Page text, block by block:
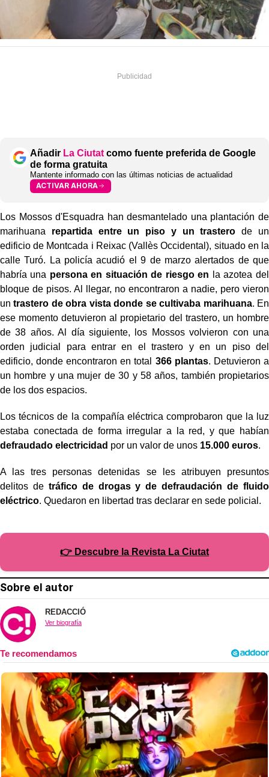
Añadir La Ciutat como fuente preferida de Google
de forma gratuita
Mantente informado con las últimas noticias de actualidad
ACTIVAR AHORA
Los Mossos d'Esquadra han desmantelado una plantación de
marihuana repartida entre un piso y un trastero de un
edificio de Montcada i Reixac (Vallès Occidental), situado en la
calle Turó. La policía acudió el 9 de marzo alertados de que
habría una persona en situación de riesgo en la azotea del
bloque de pisos. Al llegar, no encontraron a nadie, pero vieron
un trastero de obra vista donde se cultivaba marihuana. En
ese momento detuvieron al propietario del trastero, un hombre
de 38 años. Al día siguiente, los Mossos volvieron con una
orden judicial para entrar en el trastero y en un piso del
edificio, donde encontraron en total 366 plantas. Detuvieron a
un hombre y una mujer de 30 y 58 años, también propietarios
de los dos espacios.
Los técnicos de la compañía eléctrica comprobaron que la luz
estaba conectada de forma irregular a la red, y que habían
defraudado electricidad por un valor de unos 15.000 euros.
A las tres personas detenidas se les atribuyen presuntos
delitos de tráfico de drogas y de defraudación de fluido
eléctrico. Quedaron en libertad tras declarar en sede policial.
👉 Descubre la Revista La Ciutat
Sobre el autor
REDACCIÓ
Ver biografía